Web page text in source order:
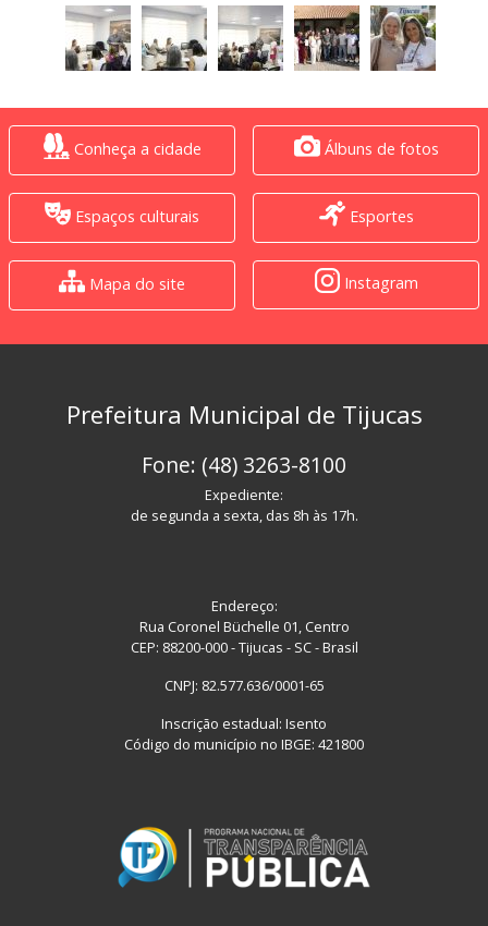
Conheça a cidade Álbuns de fotos
Espaços culturais Esportes
Mapa do site Instagram
Prefeitura Municipal de Tijucas
Fone: (48) 3263-8100
Expediente:
de segunda a sexta, das 8h às 17h.
Endereço:
Rua Coronel Büchelle 01, Centro
CEP: 88200-000 - Tijucas - SC - Brasil
CNPJ: 82.577.636/0001-65
Inscrição estadual: Isento
Código do município no IBGE: 421800